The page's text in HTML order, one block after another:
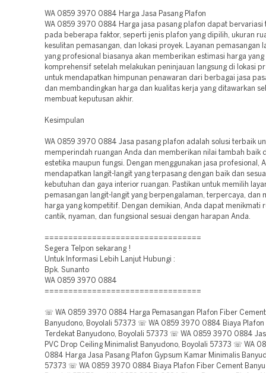
WA 0859 3970 0884 Harga Jasa Pasang Plafon
WA 0859 3970 0884 Harga jasa pasang plafon dapat bervariasi
pada beberapa faktor, seperti jenis plafon yang dipilih, ukuran
kesulitan pemasangan, dan lokasi proyek. Layanan pemasangan
yang profesional biasanya akan memberikan estimasi harga yang
komprehensif setelah melakukan peninjauan langsung di lokasi
untuk mendapatkan himpunan penawaran dari berbagai jasa
dan membandingkan harga dan kualitas kerja yang ditawarkan
membuat keputusan akhir.
Kesimpulan
WA 0859 3970 0884 Jasa pasang plafon adalah solusi terbaik
memperindah ruangan Anda dan memberikan nilai tambah baik
estetika maupun fungsi. Dengan menggunakan jasa profesional,
mendapatkan langit-langit yang terpasang dengan baik dan
kebutuhan dan gaya interior ruangan. Pastikan untuk memilih
pemasangan langit-langit yang berpengalaman, terpercaya, dan
harga yang kompetitif. Dengan demikian, Anda dapat menikmati
cantik, nyaman, dan fungsional sesuai dengan harapan Anda.
=================================
Segera Telpon sekarang !
Untuk Informasi Lebih Lanjut Hubungi :
Bpk. Sunanto
WA 0859 3970 0884
=================================
☏ WA 0859 3970 0884 Harga Pemasangan Plafon Fiber
Banyudono, Boyolali 57373 ☏ WA 0859 3970 0884 Biaya Plafon
Terdekat Banyudono, Boyolali 57373 ☏ WA 0859 3970 0884
PVC Drop Ceiling Minimalist Banyudono, Boyolali 57373 ☏ WA
0884 Harga Jasa Pasang Plafon Gypsum Kamar Minimalis
57373 ☏ WA 0859 3970 0884 Biaya Plafon Fiber Cement